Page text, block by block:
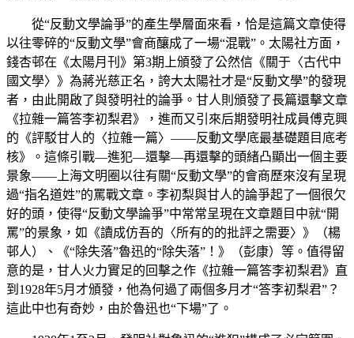
從“反動文學論爭”的產生學層面來看，恰是這篇文章使得
以往零碎的“反動文學”會商釀成了一場“混戰”。太陽社方面，
錢杏邨在《太陽月刊》第3期上頒發了公然信《關于〈古代中
國文學〉》為蔣光慈正名，誇大太陽社才是“反動文學”的發現
者，由此開啟了與發明社的論爭。甘人則頒發了長篇還擊文章
《拉雜一篇答李初梨君》，進而又引來后期發明社成員傅克興
的《評駁甘人的〈拉雜一篇〉——反動文學底最基礎題目底考
核》。這條引戰—進犯—還擊—再還擊的頭緒凸顯出一個主要
景象——上海文明圈以往有關“反動文學”的會商歷來沒有呈現
過“指名道姓”的罵戰文章。李初梨與甘人的論爭起了一個很欠
好的頭，使得“反動文學論爭”中常常呈現在文章題目中就“開
罵”的景象，如《讀成仿吾的〈所有的的批評之需要〉》（楊
邨人）、《“除失落”魯迅的“除失落”！》（彭康）等。值得留
意的是，甘人火力實足的回擊之作《拉雜一篇答李初梨君》直
到1928年5月才頒發，他為何過了兩個多月才“答李初梨君”？
這此中也有奇妙，由於魯迅也“下場”了。